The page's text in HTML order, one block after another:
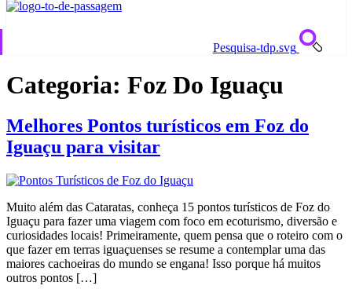
Pesquisa-tdp.svg
Categoria: Foz Do Iguaçu
Melhores Pontos turísticos em Foz do
Iguaçu para visitar
Muito além das Cataratas, conheça 15 pontos turísticos de Foz do
Iguaçu para fazer uma viagem com foco em ecoturismo, diversão e
curiosidades locais! Primeiramente, quem pensa que o roteiro com o
que fazer em terras iguaçuenses se resume a contemplar uma das
maiores cachoeiras do mundo se engana! Isso porque há muitos
outros pontos […]